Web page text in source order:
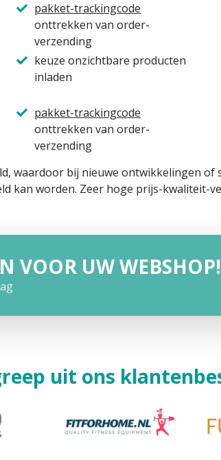
pakket-trackingcode
onttrekken van order-
verzending
keuze onzichtbare producten
inladen
pakket-trackingcode
onttrekken van order-
verzending
waardoor bij nieuwe ontwikkelingen
kan worden. Zeer hoge prijs-kwaliteit-
VOOR UW WEBSHOP!
uit ons